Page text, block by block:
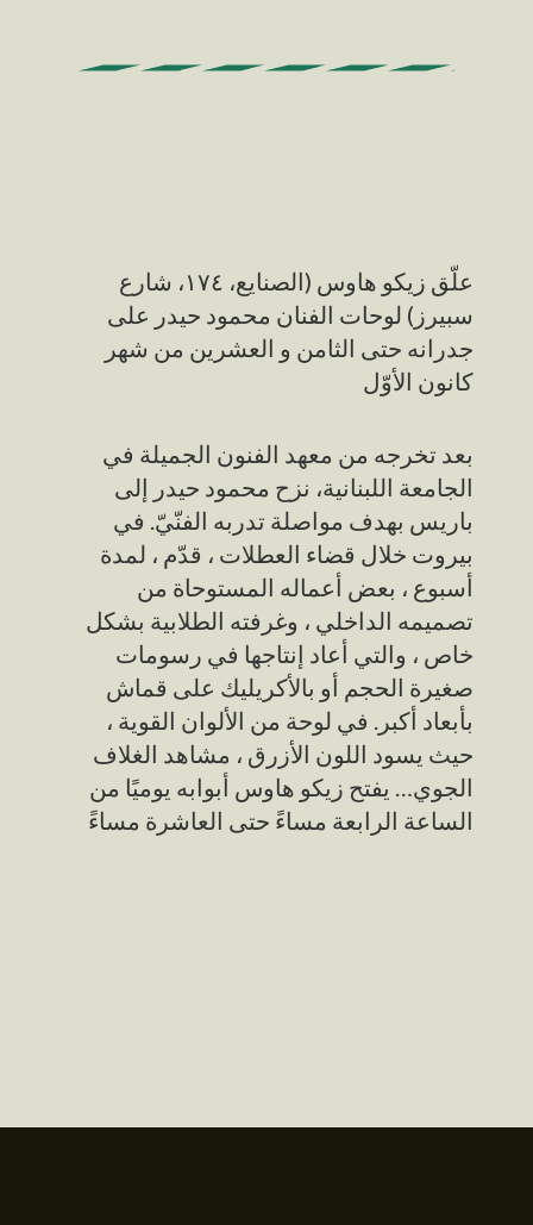
سبيرز) لوحات الفنان محمود حيدر على
جدرانه حتى الثامن و العشرين من شهر
كانون الأوّل
بعد تخرجه من معهد الفنون الجميلة في
الجامعة اللبنانية، نزح محمود حيدر إلى
باريس بهدف مواصلة تدربه الفنّيّ. في
بيروت خلال قضاء العطلات ، قدّم ، لمدة
أسبوع ، بعض أعماله المستوحاة من
تصميمه الداخلي ، وغرفته الطلابية بشكل
خاص ، والتي أعاد إنتاجها في رسومات
صغيرة الحجم أو بالأكريليك على قماش
بأبعاد أكبر. في لوحة من الألوان القوية ،
حيث يسود اللون الأزرق ، مشاهد الغلاف
الجوي… يفتح زيكو هاوس أبوابه يوميًا من
الساعة الرابعة مساءً حتى العاشرة مساءً